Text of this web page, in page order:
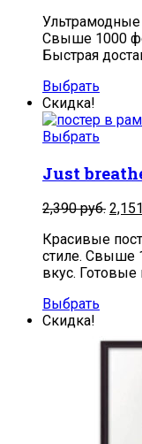
Ультрамодные
Свыше 1000
Быстрая
Выбрать
Скидка!
Выбрать
Just
2,390руб. 2,151
Красивые
стиле. Свыше
вкус. Готовые
Выбрать
Скидка!